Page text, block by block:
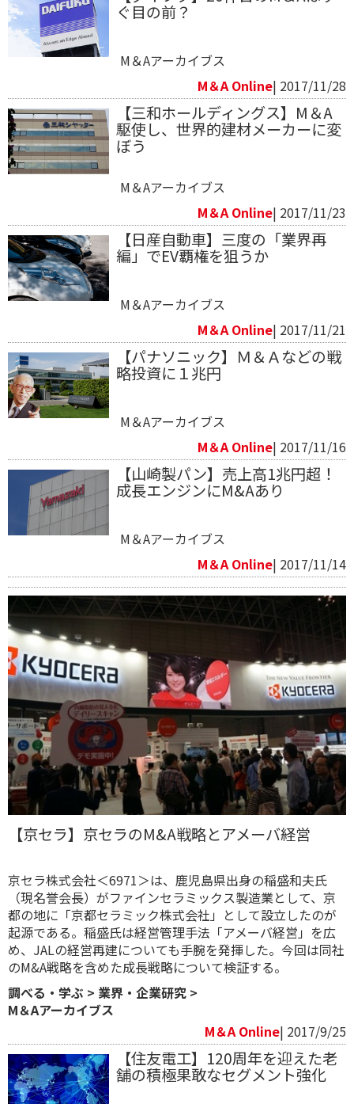
ぐ目の前？
M＆Aアーカイブス
M＆A Online| 2017/11/28
【三和ホールディングス】M＆A
駆使し、世界的建材メーカーに変
ぼう
M＆Aアーカイブス
M＆A Online| 2017/11/23
【日産自動車】三度の「業界再
編」でEV覇権を狙うか
M＆Aアーカイブス
M＆A Online| 2017/11/21
【パナソニック】Ｍ＆Ａなどの戦
略投資に１兆円
M＆Aアーカイブス
M＆A Online| 2017/11/16
【山崎製パン】売上高1兆円超！
成長エンジンにM&Aあり
M＆Aアーカイブス
M＆A Online| 2017/11/14
【京セラ】京セラのM&A戦略とアメーバ経営
京セラ株式会社＜6971＞は、鹿児島県出身の稲盛和夫氏
（現名誉会長）がファインセラミックス製造業として、京
都の地に「京都セラミック株式会社」として設立したのが
起源である。稲盛氏は経営管理手法「アメーバ経営」を広
め、JALの経営再建についても手腕を発揮した。今回は同社
のM&A戦略を含めた成長戦略について検証する。
調べる・学ぶ > 業界・企業研究 >
M＆Aアーカイブス
M＆A Online| 2017/9/25
【住友電工】120周年を迎えた老
舗の積極果敢なセグメント強化